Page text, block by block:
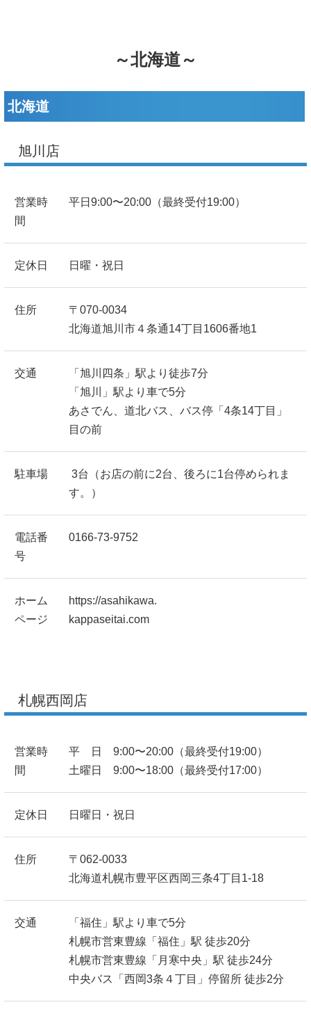
～北海道～
北海道
旭川店
営業時
間
平日9:00〜20:00（最終受付19:00）
定休日 日曜・祝日
住所
〒070-0034
北海道旭川市４条通14丁目1606番地1
交通
「旭川四条」駅より徒歩7分
「旭川」駅より車で5分
あさでん、道北バス、バス停「4条14丁目」
目の前
駐車場
3台（お店の前に2台、後ろに1台停められま
す。）
電話番
号
0166-73-9752
ホーム
ページ
https://asahikawa.
kappaseitai.com
札幌西岡店
営業時
間
平 日 9:00〜20:00（最終受付19:00）
土曜日 9:00〜18:00（最終受付17:00）
定休日 日曜日・祝日
住所
〒062-0033
北海道札幌市豊平区西岡三条4丁目1-18
交通
「福住」駅より車で5分
札幌市営東豊線「福住」駅 徒歩20分
札幌市営東豊線「月寒中央」駅 徒歩24分
中央バス「西岡3条４丁目」停留所 徒歩2分